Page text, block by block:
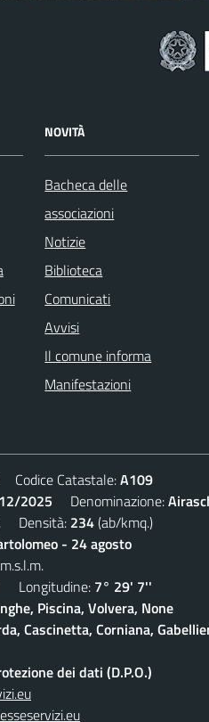
NOVITÀ
Bacheca delle
associazioni
Notizie
Biblioteca
Comunicati
Avvisi
Il comune informa
Manifestazioni
Codice Catastale:A109
2025 Denominazione:
Densità: 234(ab/kmq.)
- 24 agosto
m.s.l.m.
Longitudine: 7° 29' 7''
Piscina, Volvera, None
Cascinetta, Corniana,
dei dati (D.P.O.)